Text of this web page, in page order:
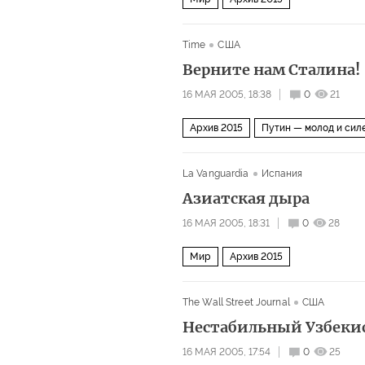
Time США
Верните нам Сталина!
16 МАЯ 2005, 18:38 0 21
Архив 2015 Путин — молод и
La Vanguardia Испания
Азиатская дыра
16 МАЯ 2005, 18:31 0 28
Мир Архив 2015
The Wall Street Journal США
Нестабильный
16 МАЯ 2005, 17:54 0 25